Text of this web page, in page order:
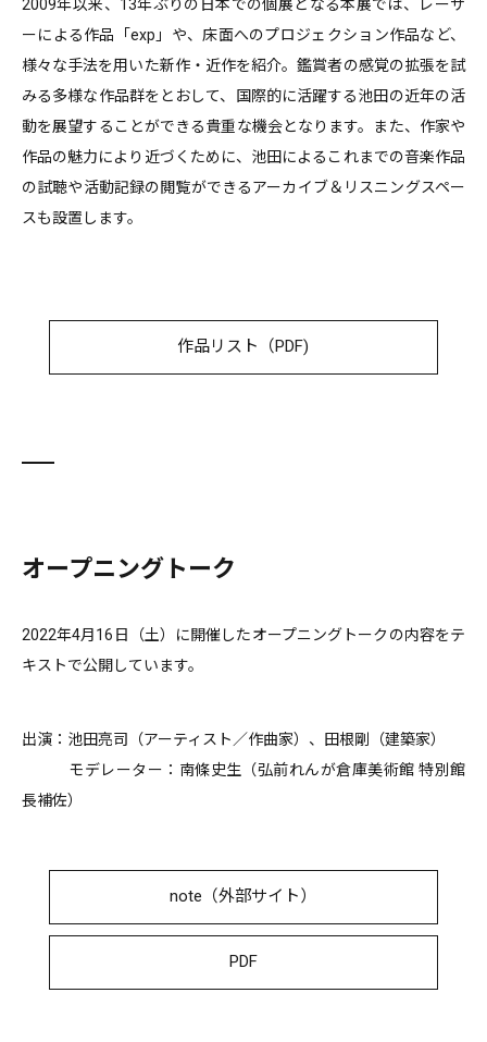
2009年以来、13年ぶりの日本での個展となる本展では、レーザ
ーによる作品「exp」や、床面へのプロジェクション作品など、
様々な手法を用いた新作・近作を紹介。鑑賞者の感覚の拡張を試
みる多様な作品群をとおして、国際的に活躍する池田の近年の活
動を展望することができる貴重な機会となります。また、作家や
作品の魅力により近づくために、池田によるこれまでの音楽作品
の試聴や活動記録の閲覧ができるアーカイブ＆リスニングスペー
スも設置します。
作品リスト（PDF)
オープニングトーク
2022年4月16日（土）に開催したオープニングトークの内容をテ
キストで公開しています。
出演：池田亮司（アーティスト／作曲家）、田根剛（建築家）
モデレーター：南條史生（弘前れんが倉庫美術館 特別館
長補佐）
note（外部サイト）
PDF